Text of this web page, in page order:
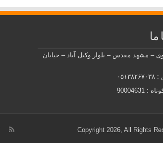
ما
– مشهد مقدس – بلوار وکیل آباد – خیابان
90004631